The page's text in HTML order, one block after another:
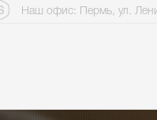
Наш офис: Пермь, ул.